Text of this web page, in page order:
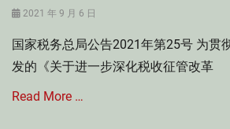
城
维
护
设
维
建
设
Tags
Posted
2021 年 9 月 6 日
国家税务总局公告2021年第25号 为贯
发的《关于进一步深化税收征管改革
Read More …